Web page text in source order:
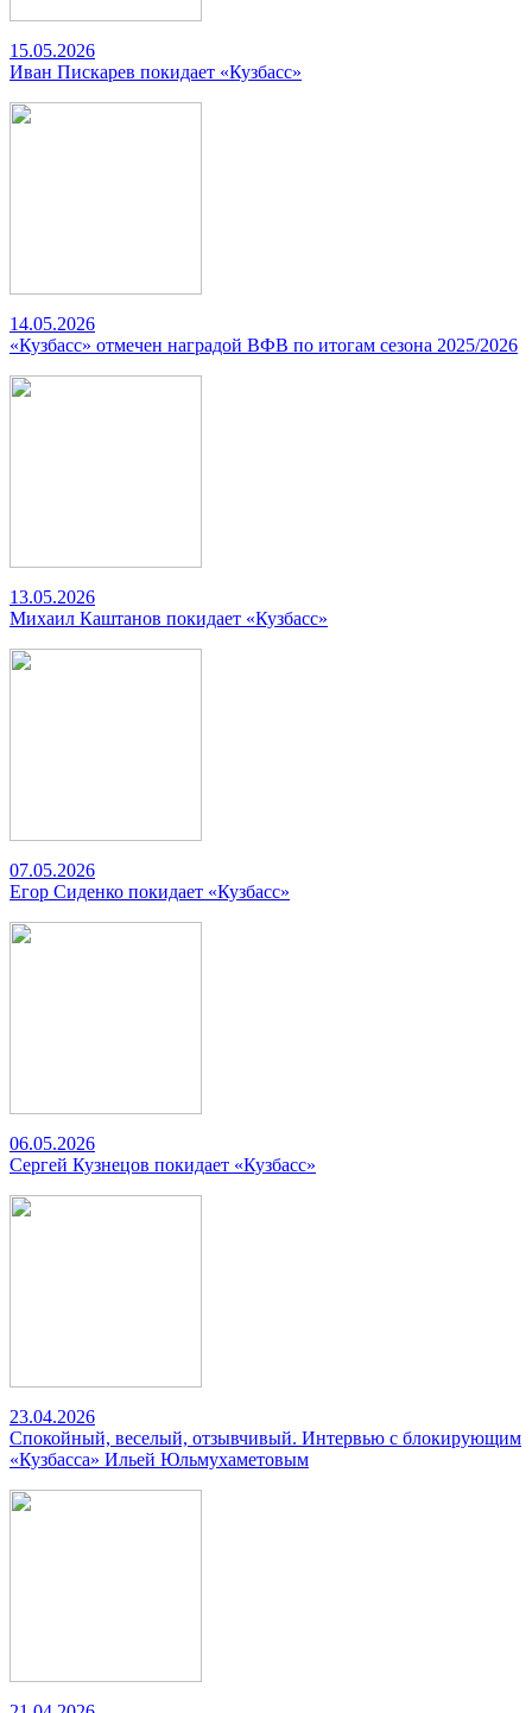
15.05.2026
Иван Пискарев покидает «Кузбасс»
14.05.2026
«Кузбасс» отмечен наградой ВФВ по итогам сезона 2025/2026
13.05.2026
Михаил Каштанов покидает «Кузбасс»
07.05.2026
Егор Сиденко покидает «Кузбасс»
06.05.2026
Сергей Кузнецов покидает «Кузбасс»
23.04.2026
Спокойный, веселый, отзывчивый. Интервью с блокирующим
«Кузбасса» Ильей Юльмухаметовым